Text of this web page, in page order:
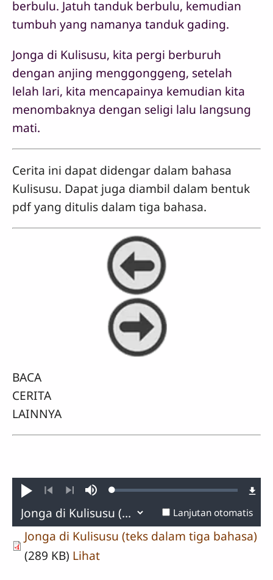
berbulu. Jatuh tanduk berbulu, kemudian
tumbuh yang namanya tanduk gading.
Jonga di Kulisusu, kita pergi berburuh
dengan anjing menggonggeng, setelah
lelah lari, kita mencapainya kemudian kita
menombaknya dengan seligi lalu langsung
mati.
Cerita ini dapat didengar dalam bahasa
Kulisusu. Dapat juga diambil dalam bentuk
pdf yang ditulis dalam tiga bahasa.
BACA
CERITA
LAINNYA
Putar
Sebelumnya
Lanjut
Bisu Loaded:
Lanjutan otomatis
Jonga di Kulisusu (teks dalam tiga bahasa)
(289 KB) Lihat